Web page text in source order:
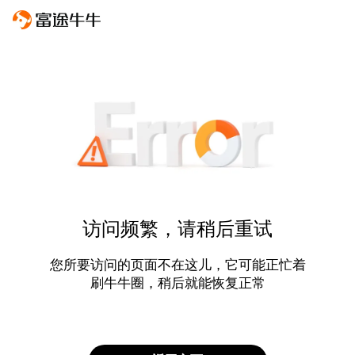
访问频繁，请稍后重试
您所要访问的页面不在这儿，它可能正忙着
刷牛牛圈，稍后就能恢复正常